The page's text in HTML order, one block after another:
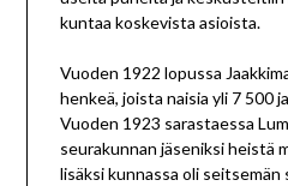
kuntaa koskevista asioista.
Vuoden 1922 lopussa
henkeä, joista naisia yli 7 500
Vuoden 1923 sarastaessa
seurakunnan jäseniksi heistä
lisäksi kunnassa oli